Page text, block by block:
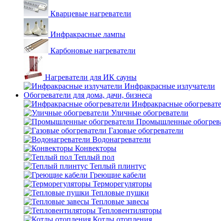
Кварцевые нагреватели
Инфракрасные лампы
Карбоновые нагреватели
Нагреватели для ИК сауны
Инфракрасные излучатели
Обогреватели для дома, дачи, бизнеса
Инфракрасные
Уличные обогреватели
Промышленные
Газовые обогреватели
Водонагреватели
Конвекторы
Теплый пол
Теплый плинтус
Греющие кабели
Терморегуляторы
Тепловые пушки
Тепловые завесы
Тепловентиляторы
Котлы отопления